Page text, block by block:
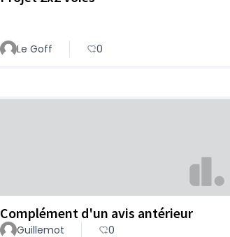
Le Goff 0
Complément d'un avis antérieur
Guillemot 0